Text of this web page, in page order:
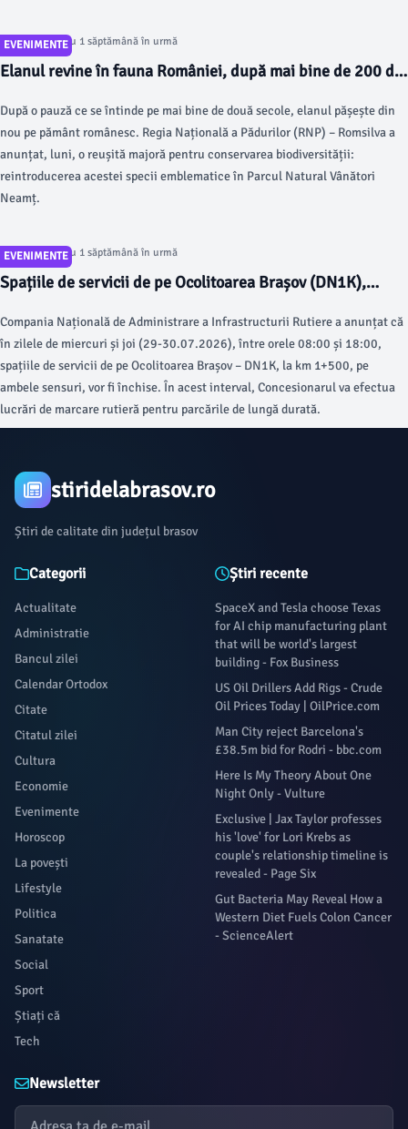
EVENIMENTE
Articol postat cu 1 săptămână în urmă
Elanul revine în fauna României, după mai bine de 200 de
Vânători Neamţ (VIDEO)
După o pauză ce se întinde pe mai bine de două secole, elanul pășește din
nou pe pământ românesc. Regia Națională a Pădurilor (RNP) – Romsilva a
anunțat, luni, o reușită majoră pentru conservarea biodiversității:
reintroducerea acestei specii emblematice în Parcul Natural Vânători
Neamț.
EVENIMENTE
Articol postat cu 1 săptămână în urmă
Spațiile de servicii de pe Ocolitoarea Brașov (DN1K),
Compania Națională de Administrare a Infrastructurii Rutiere a anunțat că
în zilele de miercuri și joi (29-30.07.2026), între orele 08:00 și 18:00,
spațiile de servicii de pe Ocolitoarea Brașov – DN1K, la km 1+500, pe
ambele sensuri, vor fi închise. În acest interval, Concesionarul va efectua
lucrări de marcare rutieră pentru parcările de lungă durată.
stiridelabrasov.ro
Știri de calitate din județul brasov
Categorii
Actualitate
Administratie
Bancul zilei
Calendar Ortodox
Citate
Citatul zilei
Cultura
Economie
Evenimente
Horoscop
La povești
Lifestyle
Politica
Sanatate
Social
Sport
Știați că
Tech
Știri recente
SpaceX and Tesla choose Texas
for AI chip manufacturing plant
that will be world's largest
building - Fox Business
US Oil Drillers Add Rigs - Crude
Oil Prices Today | OilPrice.com
Man City reject Barcelona's
£38.5m bid for Rodri - bbc.com
Here Is My Theory About One
Night Only - Vulture
Exclusive | Jax Taylor professes
his 'love' for Lori Krebs as
couple's relationship timeline is
revealed - Page Six
Gut Bacteria May Reveal How a
Western Diet Fuels Colon Cancer
- ScienceAlert
Newsletter